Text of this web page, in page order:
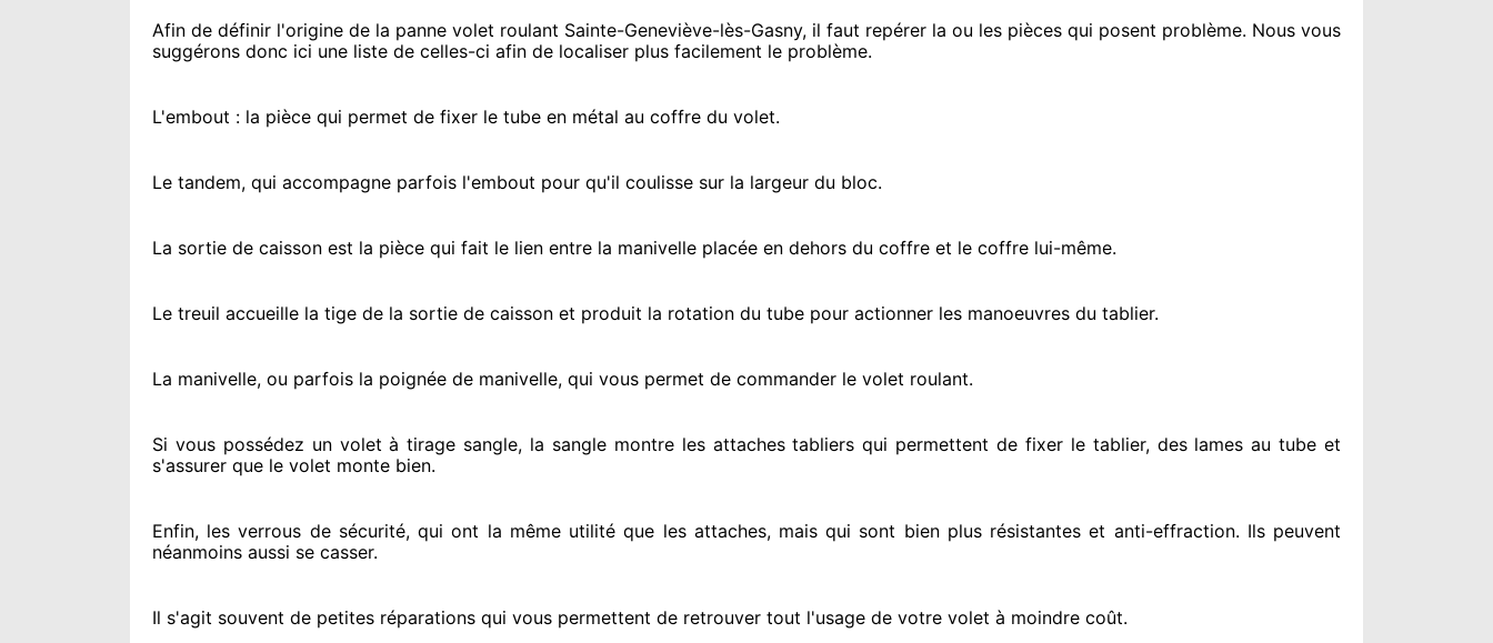
Afin de définir l'origine de la panne volet roulant Sainte-Geneviève-lès-Gasny, il faut repérer la ou les pièces qui posent problème. Nous vous
suggérons donc ici une liste de celles-ci afin de localiser plus facilement le problème.
L'embout : la pièce qui permet de fixer le tube en métal au coffre du volet.
Le tandem, qui accompagne parfois l'embout pour qu'il coulisse sur la largeur du bloc.
La sortie de caisson est la pièce qui fait le lien entre la manivelle placée en dehors du coffre et le coffre lui-même.
Le treuil accueille la tige de la sortie de caisson et produit la rotation du tube pour actionner les manoeuvres du tablier.
La manivelle, ou parfois la poignée de manivelle, qui vous permet de commander le volet roulant.
Si vous possédez un volet à tirage sangle, la sangle montreles attaches tabliers qui permettent de fixer le tablier, des lames au tube et
s'assurer que le volet monte bien.
Enfin, les verrous de sécurité, qui ont la même utilité que les attaches, mais qui sont bien plus résistantes et anti-effraction. Ils peuvent
néanmoins aussi se casser.
Il s'agit souvent de petites réparations qui vous permettent de retrouver tout l'usage de votre volet à moindre coût.